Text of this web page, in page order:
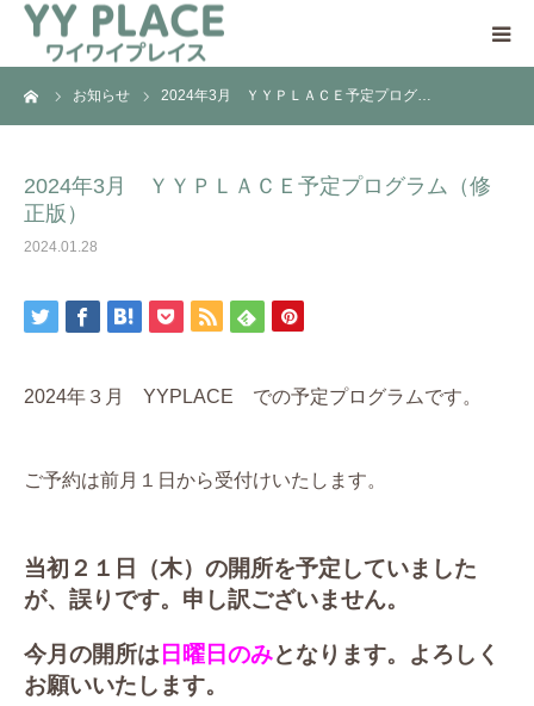
お知らせ 2024年3月 ＹＹＰＬＡＣＥ予定プログ…
2024年3月 ＹＹＰＬＡＣＥ予定プログラム（修
正版）
2024.01.28
2024年３月 YYPLACE での予定プログラムです。
ご予約は前月１日から受付けいたします。
当初２１日（木）の開所を予定していました
が、誤りです。申し訳ございません。
今月の開所は 日曜日のみとなります。よろしく
お願いいたします。
YY PLACEについて
ご利用の流れ
ご支援のお願い